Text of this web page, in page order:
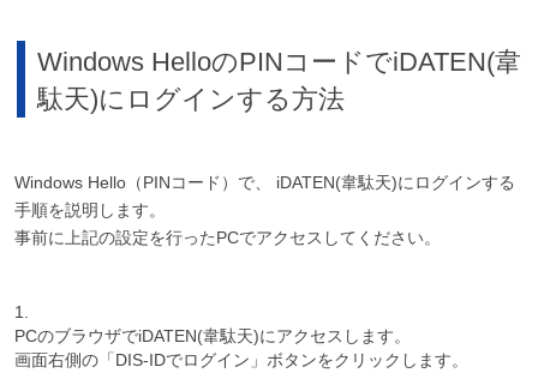
Windows HelloのPINコードでiDATEN(韋
駄天)にログインする方法
Windows Hello（PINコード）で、 iDATEN(韋駄天)にログインする
手順を説明します。
事前に上記の設定を行ったPCでアクセスしてください。
1.
PCのブラウザでiDATEN(韋駄天)にアクセスします。
画面右側の「DIS-IDでログイン」ボタンをクリックします。